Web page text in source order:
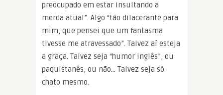
preocupado em estar insultando a
merda atual”. Algo “tão dilacerante para
mim, que pensei que um fantasma
tivesse me atravessado”. Talvez aí esteja
a graça. Talvez seja “humor inglês”, ou
paquistanês, ou não… Talvez seja só
chato mesmo.